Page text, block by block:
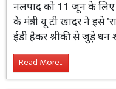
बेंगलुरु में कुख्यात बिटकॉइन
(ED) ने कांग्रेस नेता
नलपाद को 11 जून के लिए
के मंत्री यू टी खादर ने इसे
ईडी हैकर श्रीकी से जुड़े धन